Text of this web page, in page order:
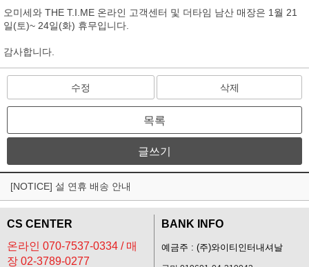
오미세와 THE T.I.ME 온라인 고객센터 및 더타임 남산 매장은 1월 21
일(토)~ 24일(화) 휴무입니다.
감사합니다.
수정 삭제
목록
글쓰기
[NOTICE] 설 연휴 배송 안내
CS CENTER
온라인 070-7537-0334 / 매
장 02-3789-0277
BANK INFO
예금주 : (주)와이티인터내셔날